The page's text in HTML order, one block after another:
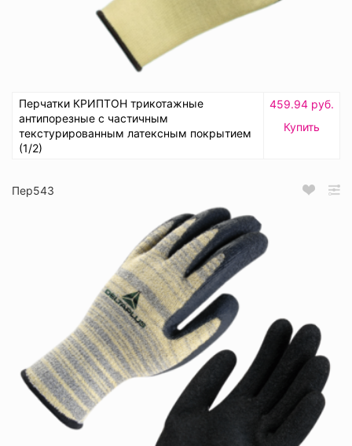
Перчатки КРИПТОН трикотажные
антипорезные с частичным
текстурированным латексным покрытием
(1/2)
459.94 руб.
Купить
Пер543